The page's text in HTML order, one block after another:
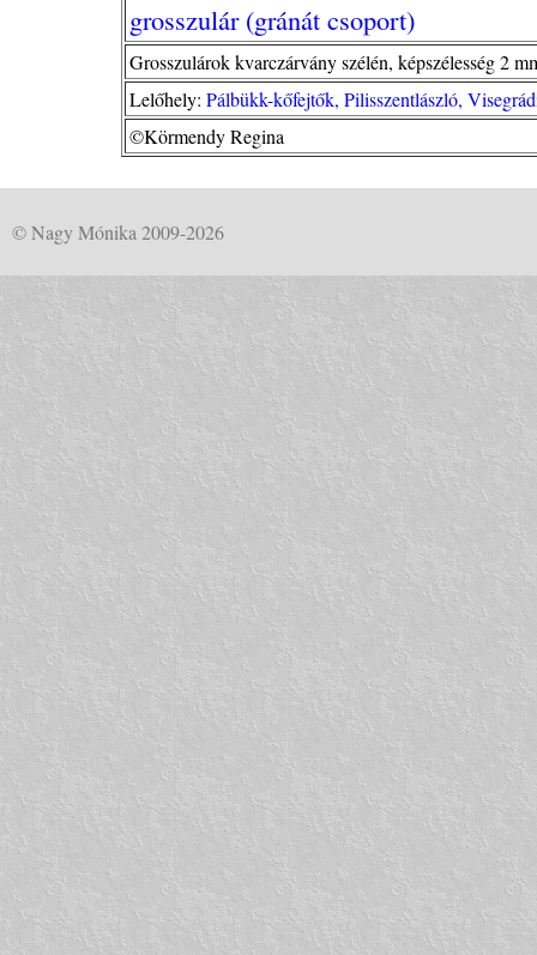
grosszulár (gránát csoport)
Grosszulárok kvarczárvány szélén, képszélesség 2
Lelőhely: Pálbükk-kőfejtők, Pilisszentlászló,
©Körmendy Regina
© Nagy Mónika 2009-2026